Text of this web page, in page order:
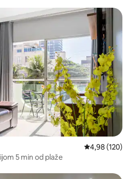
s oznakom „Odabrali gosti”
Prosječna
4,98 (120)
Stan s izvrsnom lokacijom 5 min od plaže